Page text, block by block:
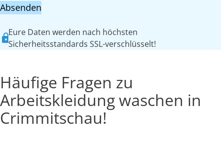
Absenden
Eure Daten werden nach höchsten
Sicherheitsstandards SSL-verschlüsselt!
Häufige Fragen zu
Arbeitskleidung waschen in
Crimmitschau!